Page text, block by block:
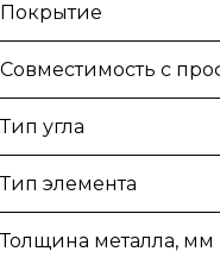
Покрытие
Совместимость с
Тип угла
Тип элемента
Толщина металла, мм